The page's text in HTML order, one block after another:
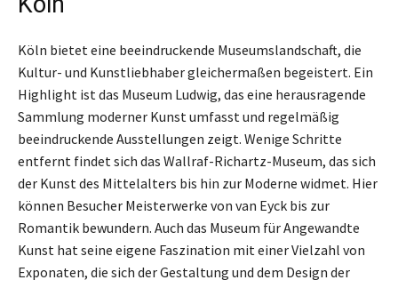
Köln bietet eine beeindruckende Museumslandschaft, die
Kultur- und Kunstliebhaber gleichermaßen begeistert. Ein
Highlight ist das Museum Ludwig, das eine herausragende
Sammlung moderner Kunst umfasst und regelmäßig
beeindruckende Ausstellungen zeigt. Wenige Schritte
entfernt findet sich das Wallraf-Richartz-Museum, das sich
der Kunst des Mittelalters bis hin zur Moderne widmet. Hier
können Besucher Meisterwerke von van Eyck bis zur
Romantik bewundern. Auch das Museum für Angewandte
Kunst hat seine eigene Faszination mit einer Vielzahl von
Exponaten, die sich der Gestaltung und dem Design der